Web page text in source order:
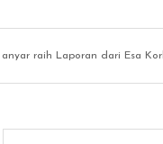
raih Laporan dari Esa